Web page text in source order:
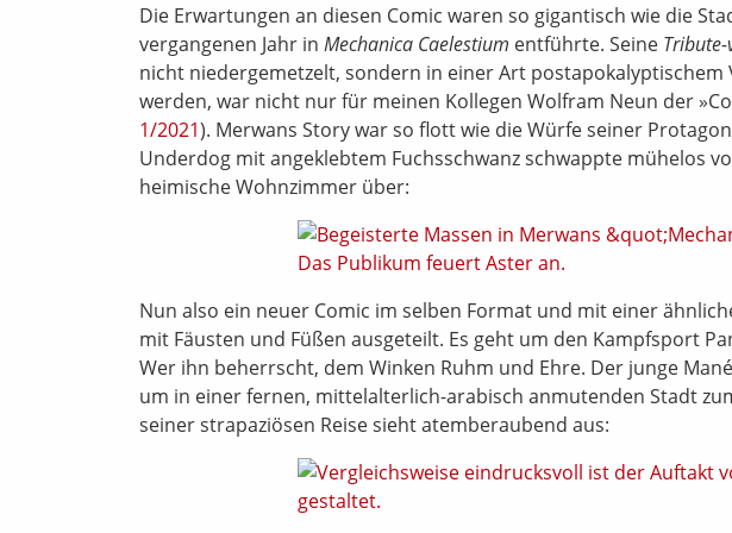
Die Erwartungen an diesen Comic waren so gigantisch wie die
vergangenen Jahr in Mechanica Caelestium entführte. Seine
nicht niedergemetzelt, sondern in einer Art
werden, war nicht nur für meinen Kollegen Wolfram Neun der
1/2021). Merwans Story war so flott wie die Würfe seiner
Underdog mit angeklebtem Fuchsschwanz schwappte mühelos
heimische Wohnzimmer über:
Nun also ein neuer Comic im selben Format und mit einer
mit Fäusten und Füßen ausgeteilt. Es geht um den Kampfsport
Wer ihn beherrscht, dem Winken Ruhm und Ehre. Der junge
um in einer fernen, mittelalterlich-arabisch anmutenden Stadt
seiner strapaziösen Reise sieht atemberaubend aus: